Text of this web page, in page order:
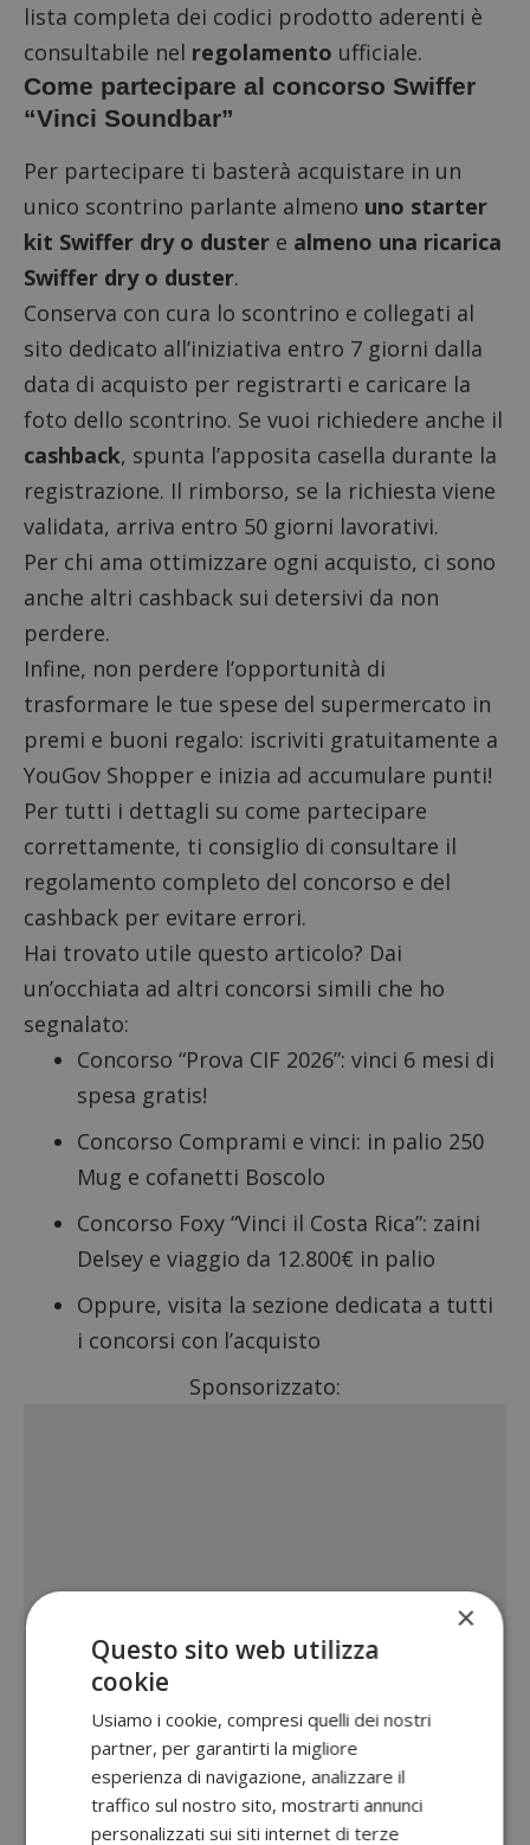
lista completa dei codici prodotto aderenti è
consultabile nel regolamento ufficiale.
Come partecipare al concorso Swiffer
“Vinci Soundbar”
Per partecipare ti basterà acquistare in un
unico scontrino parlante almeno uno starter
kit Swiffer dry o duster e almeno una ricarica
Swiffer dry o duster.
Conserva con cura lo scontrino e collegati al
sito dedicato all’iniziativa entro 7 giorni dalla
data di acquisto per registrarti e caricare la
foto dello scontrino. Se vuoi richiedere anche il
cashback, spunta l’apposita casella durante la
registrazione. Il rimborso, se la richiesta viene
validata, arriva entro 50 giorni lavorativi.
Per chi ama ottimizzare ogni acquisto, ci sono
anche altri cashback sui detersivi da non
perdere.
Infine, non perdere l’opportunità di
trasformare le tue spese del supermercato in
premi e buoni regalo: iscriviti gratuitamente a
YouGov Shopper e inizia ad accumulare punti!
Per tutti i dettagli su come partecipare
correttamente, ti consiglio di consultare il
regolamento completo del concorso e del
cashback per evitare errori.
Hai trovato utile questo articolo? Dai
un’occhiata ad altri concorsi simili che ho
segnalato:
Concorso “Prova CIF 2026”: vinci 6 mesi di
spesa gratis!
Concorso Comprami e vinci: in palio 250
Mug e cofanetti Boscolo
Concorso Foxy “Vinci il Costa Rica”: zaini
Delsey e viaggio da 12.800€ in palio
Oppure, visita la sezione dedicata a tutti
i concorsi con l’acquisto
Sponsorizzato:
×
Questo sito web utilizza
cookie
Usiamo i cookie, compresi quelli dei nostri
partner, per garantirti la migliore
esperienza di navigazione, analizzare il
traffico sul nostro sito, mostrarti annunci
personalizzati sui siti internet di terze